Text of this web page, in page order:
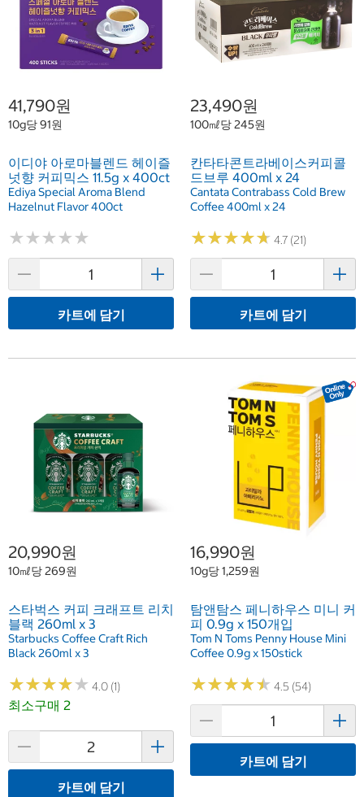
41,790원
10g당 91원
이디야 아로마블렌드 헤이즐
넛향 커피믹스 11.5g x 400ct
Ediya Special Aroma Blend
Hazelnut Flavor 400ct
★★★★★
★★★★★
카트에 담기
23,490원
100㎖당 245원
칸타타콘트라베이스커피콜
드브루 400ml x 24
Cantata Contrabass Cold Brew
Coffee 400ml x 24
★★★★★
★★★★★ 4.7 (21)
카트에 담기
20,990원
10㎖당 269원
스타벅스 커피 크래프트 리치
블랙 260ml x 3
Starbucks Coffee Craft Rich
Black 260ml x 3
★★★★★
★★★★★ 4.0 (1)
최소구매 2
카트에 담기
16,990원
10g당 1,259원
탐앤탐스 페니하우스 미니 커
피 0.9g x 150개입
Tom N Toms Penny House Mini
Coffee 0.9g x 150stick
★★★★★
★★★★★ 4.5 (54)
카트에 담기